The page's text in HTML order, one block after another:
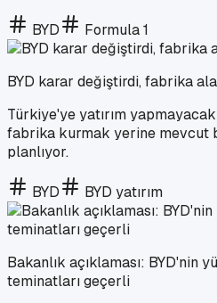
BYD Formula 1
BYD karar değiştirdi, fabrika
Türkiye'ye yatırım
fabrika kurmak yerine mevcut
planlıyor.
BYD BYD yatırım
Bakanlık açıklaması: BYD'nin
teminatları geçerli